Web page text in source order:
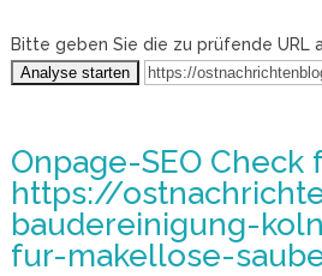
Bitte geben Sie die zu prüfende URL
Onpage-SEO Check
https://
baudereinigung-
fur-makellose-